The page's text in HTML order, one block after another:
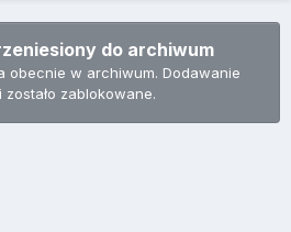
do archiwum
obecnie w archiwum. Dodawanie
zablokowane.